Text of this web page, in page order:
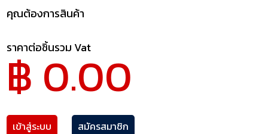
คุณต้องการสินค้า
ราคาต่อชิ้นรวม Vat
฿ 0.00
เข้าสู่ระบบ
สมัครสมาชิก